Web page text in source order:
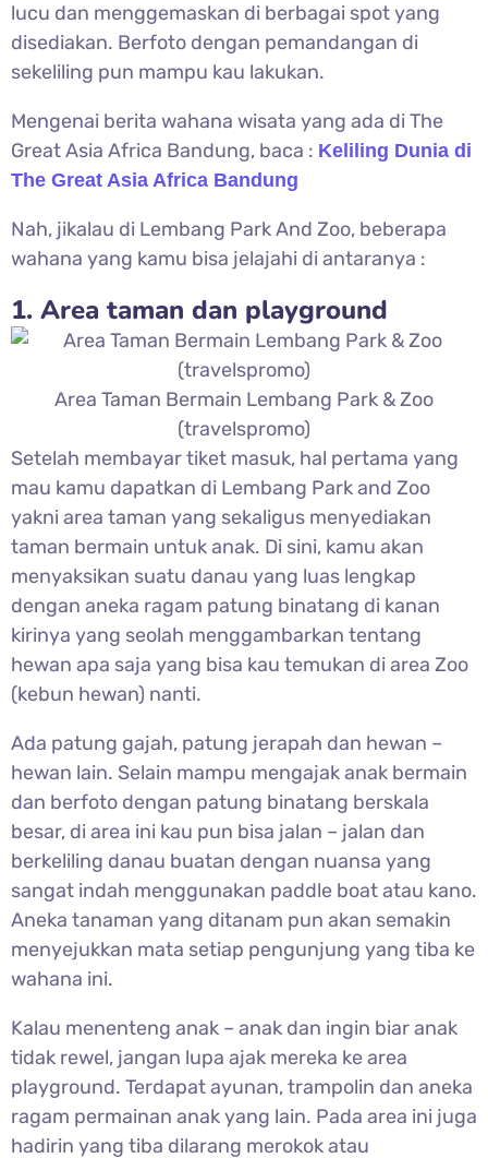
lucu dan menggemaskan di berbagai spot yang
disediakan. Berfoto dengan pemandangan di
sekeliling pun mampu kau lakukan.
Mengenai berita wahana wisata yang ada di The
Great Asia Africa Bandung, baca : Keliling Dunia di
The Great Asia Africa Bandung
Nah, jikalau di Lembang Park And Zoo, beberapa
wahana yang kamu bisa jelajahi di antaranya :
1. Area taman dan playground
Area Taman Bermain Lembang Park & Zoo
(travelspromo)
Setelah membayar tiket masuk, hal pertama yang
mau kamu dapatkan di Lembang Park and Zoo
yakni area taman yang sekaligus menyediakan
taman bermain untuk anak. Di sini, kamu akan
menyaksikan suatu danau yang luas lengkap
dengan aneka ragam patung binatang di kanan
kirinya yang seolah menggambarkan tentang
hewan apa saja yang bisa kau temukan di area Zoo
(kebun hewan) nanti.
Ada patung gajah, patung jerapah dan hewan –
hewan lain. Selain mampu mengajak anak bermain
dan berfoto dengan patung binatang berskala
besar, di area ini kau pun bisa jalan – jalan dan
berkeliling danau buatan dengan nuansa yang
sangat indah menggunakan paddle boat atau kano.
Aneka tanaman yang ditanam pun akan semakin
menyejukkan mata setiap pengunjung yang tiba ke
wahana ini.
Kalau menenteng anak – anak dan ingin biar anak
tidak rewel, jangan lupa ajak mereka ke area
playground. Terdapat ayunan, trampolin dan aneka
ragam permainan anak yang lain. Pada area ini juga
hadirin yang tiba dilarang merokok atau